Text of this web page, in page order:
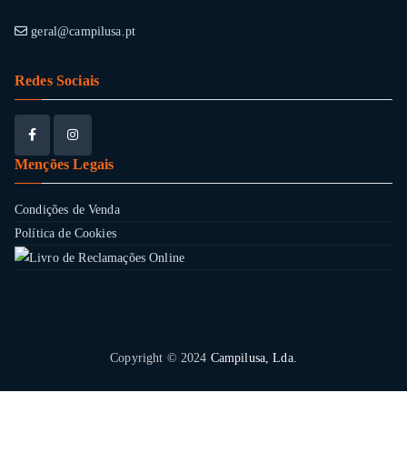
geral@campilusa.pt
Redes Sociais
Menções Legais
Condições de Venda
Política de Cookies
Copyright © 2024 Campilusa, Lda.